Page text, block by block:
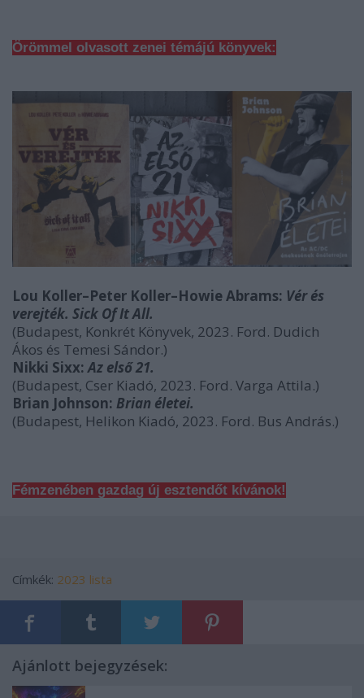
Örömmel olvasott zenei témájú könyvek:
Lou Koller–Peter Koller–Howie Abrams: Vér és
verejték. Sick Of It All.
(Budapest, Konkrét Könyvek, 2023. Ford. Dudich
Ákos és Temesi Sándor.)
Nikki Sixx:Az első 21.
(Budapest, Cser Kiadó, 2023. Ford. Varga Attila.)
Brian Johnson: Brian életei.
(Budapest, Helikon Kiadó, 2023. Ford. Bus András.)
Fémzenében gazdag új esztendőt kívánok!
Címkék: 2023 lista
Ajánlott bejegyzések: